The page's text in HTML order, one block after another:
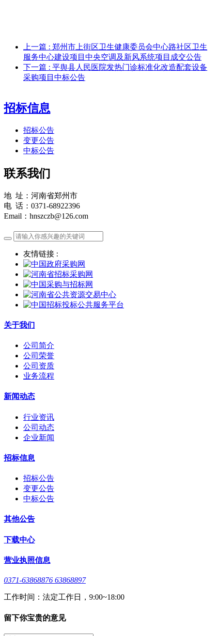
上一篇 : 郑州市上街区卫生健康委员会中心路社区卫生
服务中心建设项目中央空调及新风系统项目成交公告
下一篇 : 平舆县人民医院发热门诊标准化改造配套设备
采购项目中标公告
招标信息
招标公告
变更公告
中标公告
联系我们
地 址：河南省郑州市
电 话：0371-68922396
Email：hnszczb@126.com
友情链接 :
关于我们
公司简介
公司荣誉
公司资质
业务流程
新闻动态
行业资讯
公司动态
企业新闻
招标信息
招标公告
变更公告
中标公告
其他公告
下载中心
营业执照信息
0371-63868876 63868897
工作时间：法定工作日，9:00~18:00
留下你宝贵的意见